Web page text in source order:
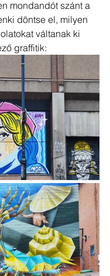
mondandót szánt a
döntse el, milyen
váltanak ki
graffitik: